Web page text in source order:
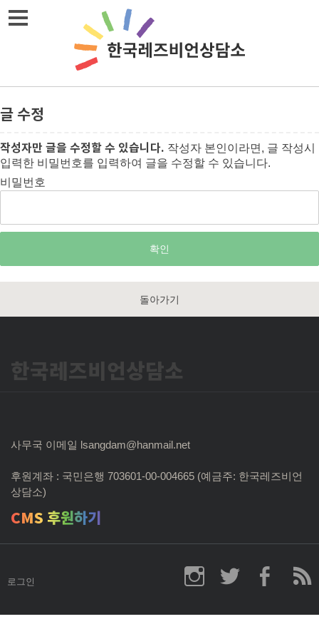
글 수정
작성자만 글을 수정할 수 있습니다. 작성자 본인이라면, 글 작성시
입력한 비밀번호를 입력하여 글을 수정할 수 있습니다.
비밀번호
돌아가기
한국레즈비언상담소
사무국 이메일 lsangdam@hanmail.net
후원계좌 : 국민은행 703601-00-004665 (예금주: 한국레즈비언
상담소)
CMS 후원하기
로그인